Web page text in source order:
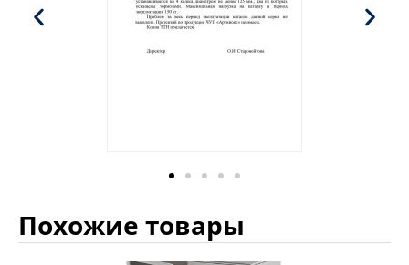
Похожие товары